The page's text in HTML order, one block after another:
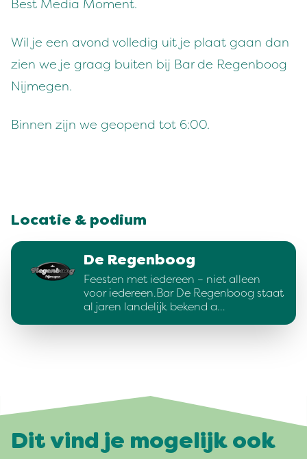
Best Media Moment.
Wil je een avond volledig uit je plaat gaan dan
zien we je graag buiten bij Bar de Regenboog
Nijmegen.
Binnen zijn we geopend tot 6:00.
Locatie & podium
De Regenboog
Feesten met iedereen – niet alleen
voor iedereen.Bar De Regenboog staat
al jaren landelijk bekend a…
Dit vind je mogelijk ook